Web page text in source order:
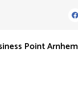
Point Arnhem